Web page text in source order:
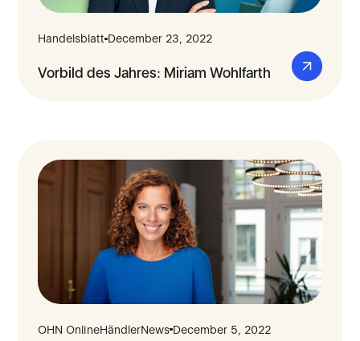
HandelsblattDecember 23, 2022
Vorbild des Jahres: Miriam Wohlfarth
OHN OnlineHändlerNewsDecember 5, 2022